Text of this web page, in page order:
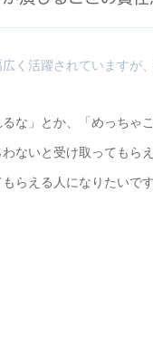
活躍されていますが
な」とか、「めっちゃ
ないと受け取っても
らえる人になりたい